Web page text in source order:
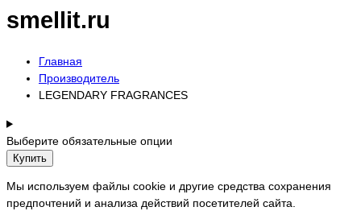
smellit.ru
Главная
Производитель
LEGENDARY FRAGRANCES
Выберите обязательные опции
Купить
Мы используем файлы cookie и другие средства сохранения
предпочтений и анализа действий посетителей сайта.